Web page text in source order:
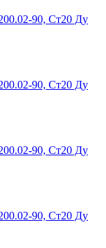
90, Ст20 Ду
90, Ст20 Ду
90, Ст20 Ду
90, Ст20 Ду